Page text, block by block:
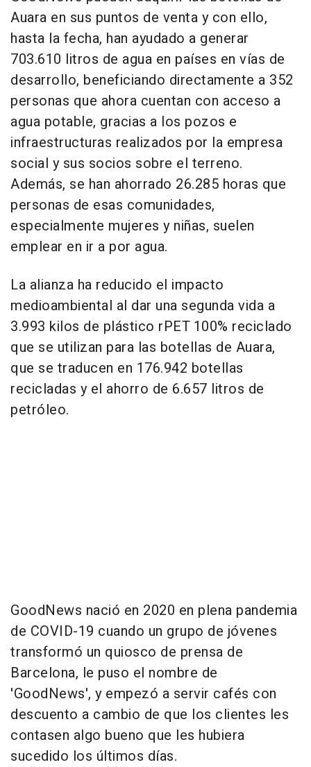
Auara en sus puntos de venta y con ello,
hasta la fecha, han ayudado a generar
703.610 litros de agua en países en vías de
desarrollo, beneficiando directamente a 352
personas que ahora cuentan con acceso a
agua potable, gracias a los pozos e
infraestructuras realizados por la empresa
social y sus socios sobre el terreno.
Además, se han ahorrado 26.285 horas que
personas de esas comunidades,
especialmente mujeres y niñas, suelen
emplear en ir a por agua.
La alianza ha reducido el impacto
medioambiental al dar una segunda vida a
3.993 kilos de plástico rPET 100% reciclado
que se utilizan para las botellas de Auara,
que se traducen en 176.942 botellas
recicladas y el ahorro de 6.657 litros de
petróleo.
GoodNews nació en 2020 en plena pandemia
de COVID-19 cuando un grupo de jóvenes
transformó un quiosco de prensa de
Barcelona, le puso el nombre de
'GoodNews', y empezó a servir cafés con
descuento a cambio de que los clientes les
contasen algo bueno que les hubiera
sucedido los últimos días.